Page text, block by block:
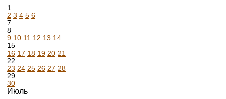
1
2 3 4 5 6
7
8
9 10 11 12 13 14
15
16 17 18 19 20 21
22
23 24 25 26 27 28
29
30
Июль